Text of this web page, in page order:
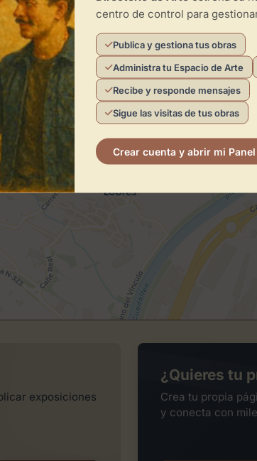
×
exposiciones
¿Quieres tu
Crea tu propia
y conecta con
centro de control para
Publica y gestiona tus obras
Administra tu Espacio de Arte
Recibe y responde mensajes
Sigue las visitas de tus obras
Crear cuenta y abrir mi Panel